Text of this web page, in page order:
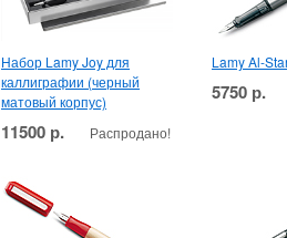
Набор Lamy Joy для
каллиграфии (черный
матовый корпус)
11500 р. Распродано!
Lamy Al-
5750 р.